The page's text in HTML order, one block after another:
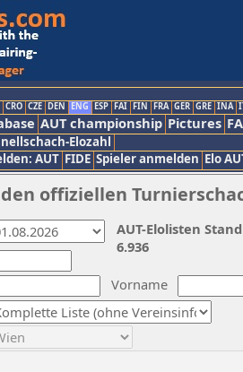
CRO CZE DEN ENG ESP FAI FIN FRA GER GRE INA
AUT championship Pictures
Elozahl
AUT FIDE Spieler anmelden Elo
offiziellen
Vorname
AUT-Elolisten
6.936